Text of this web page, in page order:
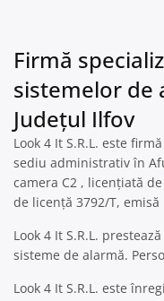
Firmă
sistemelor de
Județul Ilfov
Look 4 It S.R.L. este
sediu administrativ în
camera C2 , licențiată
de licență 3792/T, emisă
Look 4 It S.R.L.
sisteme de alarmă.
Look 4 It S.R.L. este